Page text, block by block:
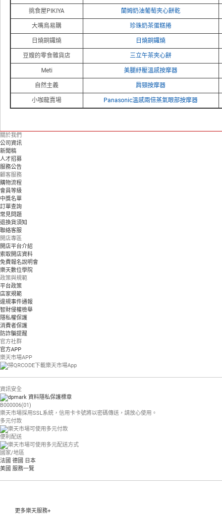
挑食屋PIKIYA 蘭姆奶油葡萄夾心餅乾
大嘴鳥易購 珍珠奶茶蛋糕捲
日燒銅鑼燒 日燒銅鑼燒
豆嫂的零食雜貨店 三立午茶夾心餅
Meti 美腿紓壓溫感按摩器
自然主義 肩頸按摩器
小咖龍賣場 Panasonic溫感兩倍蒸氣眼部按摩器
關於我們
公司資訊
新聞稿
人才招募
服務公告
顧客服務
購物流程
會員等級
中獎名單
訂單查詢
常見問題
退換貨須知
聯絡客服
開店專區
開店平台介紹
索取開店資料
免費報名說明會
樂天數位學院
政策與規範
平台政策
店家規範
違規事件通報
智財侵權檢舉
隱私權保護
消費者保護
防詐騙提醒
官方社群
官方APP
樂天市場APP
資訊安全
B000006(01)
樂天市場採用SSL系統，信用卡卡號將以密碼傳送，請放心使用。
多元付款
便利配送
國家/地區
法國 德國 日本
美國 服務一覽
更多樂天服務+